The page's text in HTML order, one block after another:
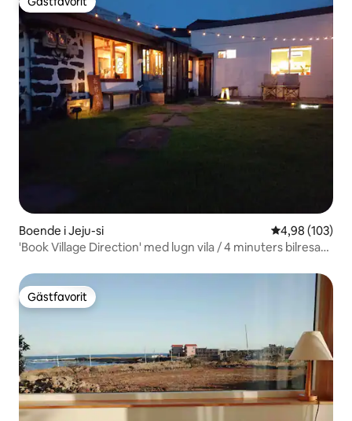
Gästfavorit
Boende i Jeju-si 4,98 av 5 i
4,98 (103)
'Book Village Direction' med lugn vila / 4 minuters bilresa
Gästfavorit
Gästfavorit